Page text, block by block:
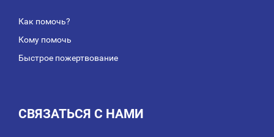
Как помочь?
Кому помочь
Быстрое пожертвование
СВЯЗАТЬСЯ С НАМИ